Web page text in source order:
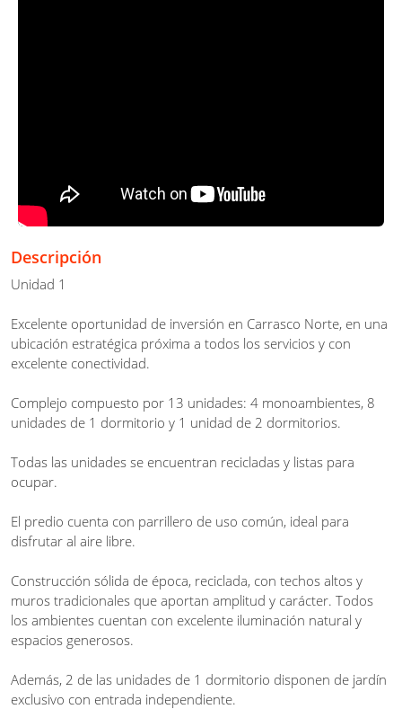
Descripción
Unidad 1
Excelente oportunidad de inversión en Carrasco Norte, en una
ubicación estratégica próxima a todos los servicios y con
excelente conectividad.
Complejo compuesto por 13 unidades: 4 monoambientes, 8
unidades de 1 dormitorio y 1 unidad de 2 dormitorios.
Todas las unidades se encuentran recicladas y listas para
ocupar.
El predio cuenta con parrillero de uso común, ideal para
disfrutar al aire libre.
Construcción sólida de época, reciclada, con techos altos y
muros tradicionales que aportan amplitud y carácter. Todos
los ambientes cuentan con excelente iluminación natural y
espacios generosos.
Además, 2 de las unidades de 1 dormitorio disponen de jardín
exclusivo con entrada independiente.